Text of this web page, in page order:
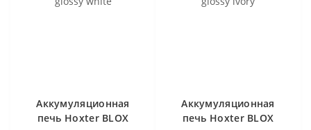
Аккумуляционная
печь Hoxter BLOX
Аккумуляционная
печь Hoxter BLOX